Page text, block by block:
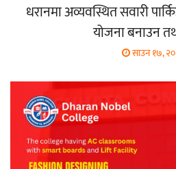
धरानमा अव्यवस्थित सवारी
योजना बनाउन
साउन १७,